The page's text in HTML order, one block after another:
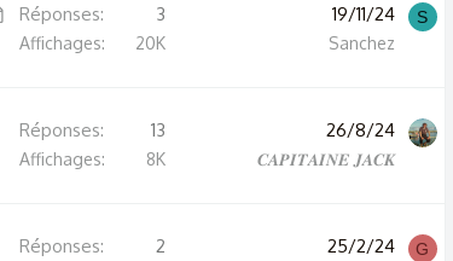
A
Réponses 3
Affichages 20K
19/11/24
Sanchez
S
Réponses 13
Affichages 8K
26/8/24
𝑪𝑨𝑷𝑰𝑻𝑨𝑰𝑵𝑬 𝑱𝑨𝑪𝑲
Réponses 2 25/2/24 G